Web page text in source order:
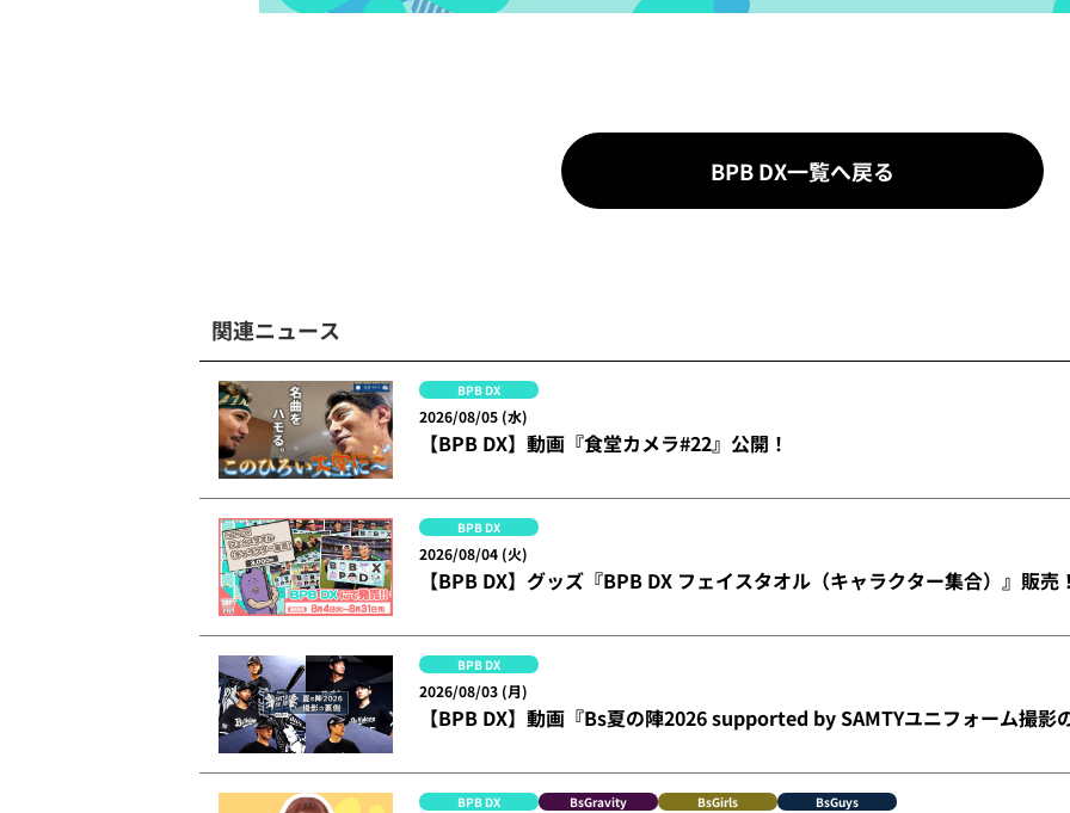
BPB DX一覧へ戻る
関連ニュース
BPB DX
2026/08/05 (水)
【BPB DX】動画『食堂カメラ#22』公開！
BPB DX
2026/08/04 (火)
【BPB DX】グッズ『BPB DX フェイスタオル（キャラクター集合）』販売
BPB DX
2026/08/03 (月)
【BPB DX】動画『Bs夏の陣2026 supported by SAMTYユニフォーム撮影
BPB DX BsGravity BsGirls BsGuys